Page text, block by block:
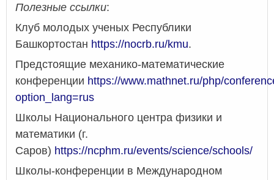
Полезные ссылки:
Клуб молодых ученых Республики
Башкортостан https://nocrb.ru/kmu.
Предстоящие механико-математические
конференции https://www.mathnet.ru/php/
option_lang=rus
Школы Национального центра физики и
математики (г.
Саров) https://ncphm.ru/events/science/schools/
Школы-конференции в Международном